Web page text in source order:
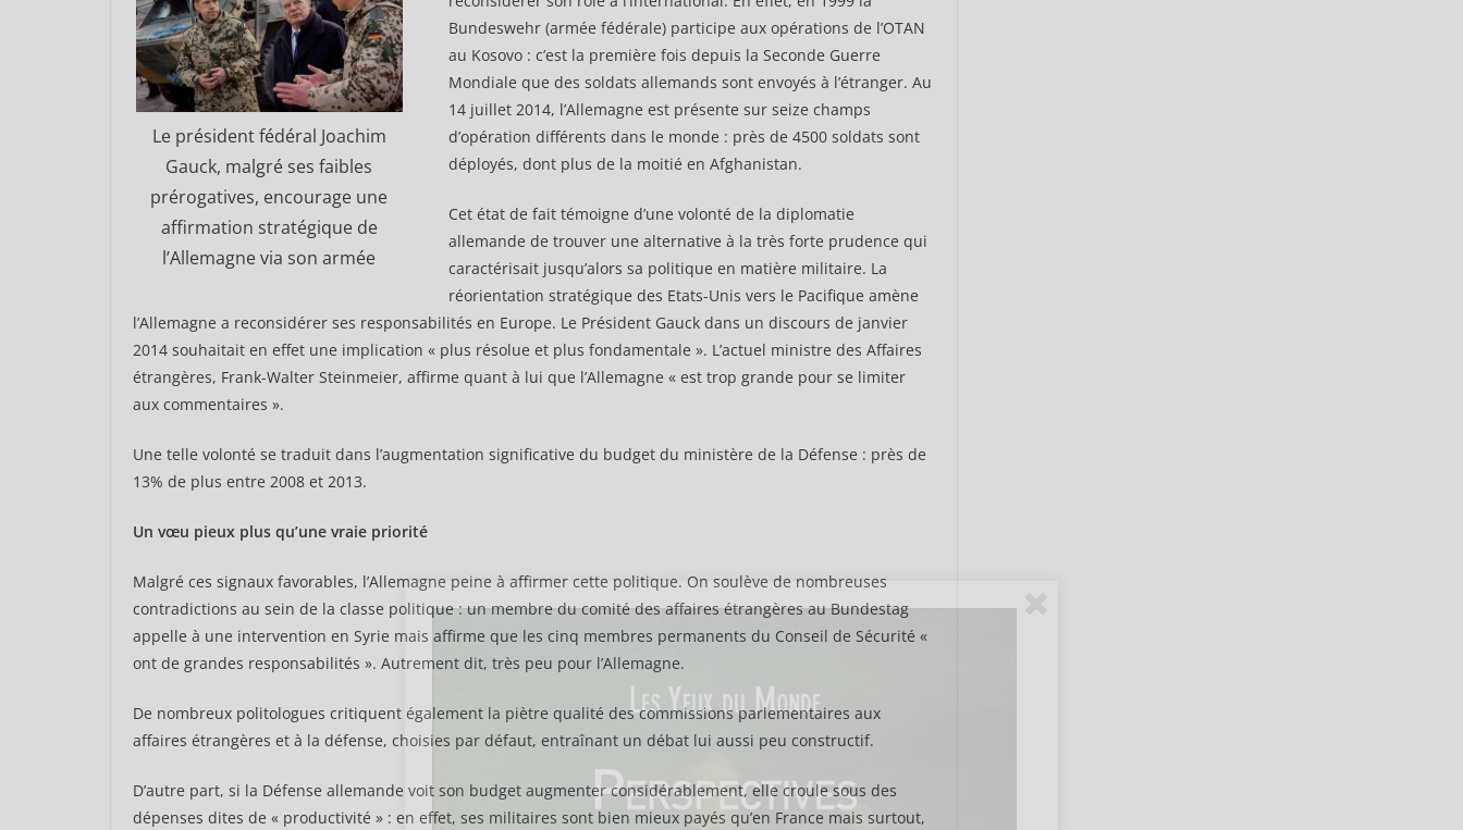
Le président fédéral Joachim
Gauck, malgré ses faibles
prérogatives, encourage une
affirmation stratégique de
l’Allemagne via son armée
Bundeswehr (armée fédérale) participe aux opérations de l’OTAN
au Kosovo : c’est la première fois depuis la Seconde Guerre
Mondiale que des soldats allemands sont envoyés à l’étranger. Au
14 juillet 2014, l’Allemagne est présente sur seize champs
d’opération différents dans le monde : près de 4500 soldats sont
déployés, dont plus de la moitié en Afghanistan.
Cet état de fait témoigne d’une volonté de la diplomatie
allemande de trouver une alternative à la très forte prudence qui
caractérisait jusqu’alors sa politique en matière militaire. La
réorientation stratégique des Etats-Unis vers le Pacifique amène
l’Allemagne a reconsidérer ses responsabilités en Europe. Le Président Gauck dans un discours de janvier
2014 souhaitait en effet une implication « plus résolue et plus fondamentale ». L’actuel ministre des Affaires
étrangères, Frank-Walter Steinmeier, affirme quant à lui que l’Allemagne « est trop grande pour se limiter
aux commentaires ».
Une telle volonté se traduit dans l’augmentation significative du budget du ministère de la Défense : près de
13% de plus entre 2008 et 2013.
Un vœu pieux plus qu’une vraie priorité
Malgré ces signaux favorables, l’Allemagne peine à affirmer cette politique. On soulève de nombreuses
contradictions au sein de la classe politique : un membre du comité des affaires étrangères au Bundestag
appelle à une intervention en Syrie mais affirme que les cinq membres permanents du Conseil de Sécurité «
ont de grandes responsabilités ». Autrement dit, très peu pour l’Allemagne.
De nombreux politologues critiquent également la piètre qualité des commissions parlementaires aux
affaires étrangères et à la défense, choisies par défaut, entraînant un débat lui aussi peu constructif.
D’autre part, si la Défense allemande voit son budget augmenter considérablement, elle croule sous des
dépenses dites de « productivité » : en effet, ses militaires sont bien mieux payés qu’en France mais surtout,